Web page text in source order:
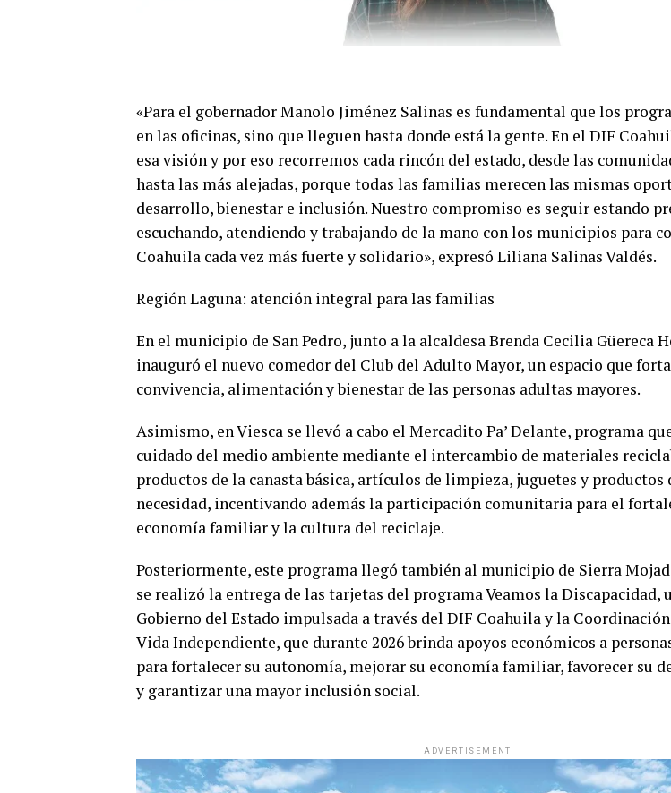
«Para el gobernador Manolo Jiménez Salinas es fundamental que los
en las oficinas, sino que lleguen hasta donde está la gente. En el DIF
esa visión y por eso recorremos cada rincón del estado, desde las
hasta las más alejadas, porque todas las familias merecen las mismas
desarrollo, bienestar e inclusión. Nuestro compromiso es seguir estando
escuchando, atendiendo y trabajando de la mano con los municipios para
Coahuila cada vez más fuerte y solidario», expresó Liliana Salinas Valdés.
Región Laguna: atención integral para las familias
En el municipio de San Pedro, junto a la alcaldesa Brenda Cecilia Güereca
inauguró el nuevo comedor del Club del Adulto Mayor, un espacio que
convivencia, alimentación y bienestar de las personas adultas mayores.
Asimismo, en Viesca se llevó a cabo el Mercadito Pa’ Delante, programa
cuidado del medio ambiente mediante el intercambio de materiales
productos de la canasta básica, artículos de limpieza, juguetes y productos
necesidad, incentivando además la participación comunitaria para el
economía familiar y la cultura del reciclaje.
Posteriormente, este programa llegó también al municipio de Sierra
se realizó la entrega de las tarjetas del programa Veamos la Discapacidad,
Gobierno del Estado impulsada a través del DIF Coahuila y la
Vida Independiente, que durante 2026 brinda apoyos económicos a
para fortalecer su autonomía, mejorar su economía familiar, favorecer su
y garantizar una mayor inclusión social.
ADVERTISEMENT